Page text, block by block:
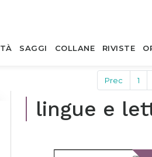
SAGGI COLLANE RIVISTE
Prec 1
lingue e